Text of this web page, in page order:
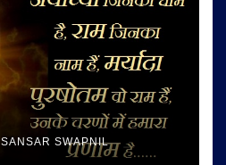
SANSAR SWAPNIL